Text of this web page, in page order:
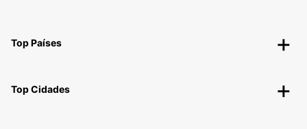
Top Países
Top Cidades